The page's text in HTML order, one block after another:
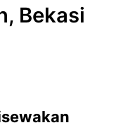
Bekasi